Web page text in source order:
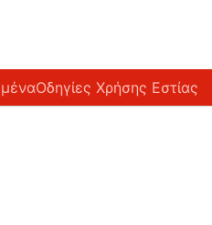
Οδηγίες Χρήσης Εστίας